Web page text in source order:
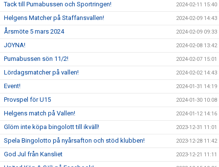
Tack till Pumabussen och Sportringen! 2024-02-11 15:40
Helgens Matcher på Staffansvallen! 2024-02-09 14:43
Årsmöte 5 mars 2024 2024-02-09 09:33
JOYNA! 2024-02-08 13:42
Pumabussen sön 11/2! 2024-02-07 15:01
Lördagsmatcher på vallen! 2024-02-02 14:43
Event! 2024-01-31 14:19
Provspel för U15 2024-01-30 10:08
Helgens match på Vallen! 2024-01-12 14:16
Glöm inte köpa bingolott till ikväll! 2023-12-31 11:01
Spela Bingolotto på nyårsafton och stöd klubben! 2023-12-28 11:42
God Jul från Kansliet 2023-12-21 11:11